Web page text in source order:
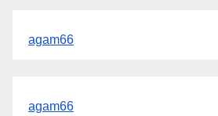
agam66
agam66